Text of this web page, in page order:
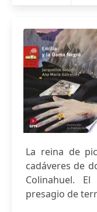
La reina de
cadáveres de
Colinahuel.
presagio de